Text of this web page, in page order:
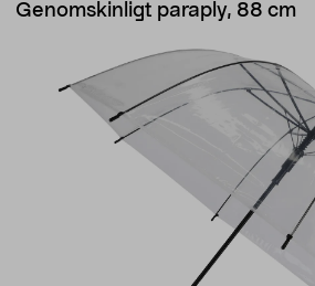
Genomskinligt paraply, 88 cm